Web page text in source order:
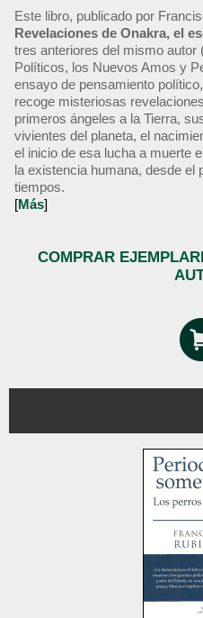
Este libro, publicado por
Revelaciones de Onakra, el
tres anteriores del mismo
Políticos, los Nuevos Amos y
ensayo de pensamiento
recoge misteriosas
primeros ángeles a la Tierra,
vivientes del planeta, el
el inicio de esa lucha a muerte
la existencia humana, desde el
tiempos.
[Más]
COMPRAR